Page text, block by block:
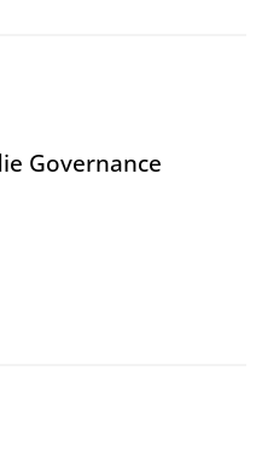
Governance